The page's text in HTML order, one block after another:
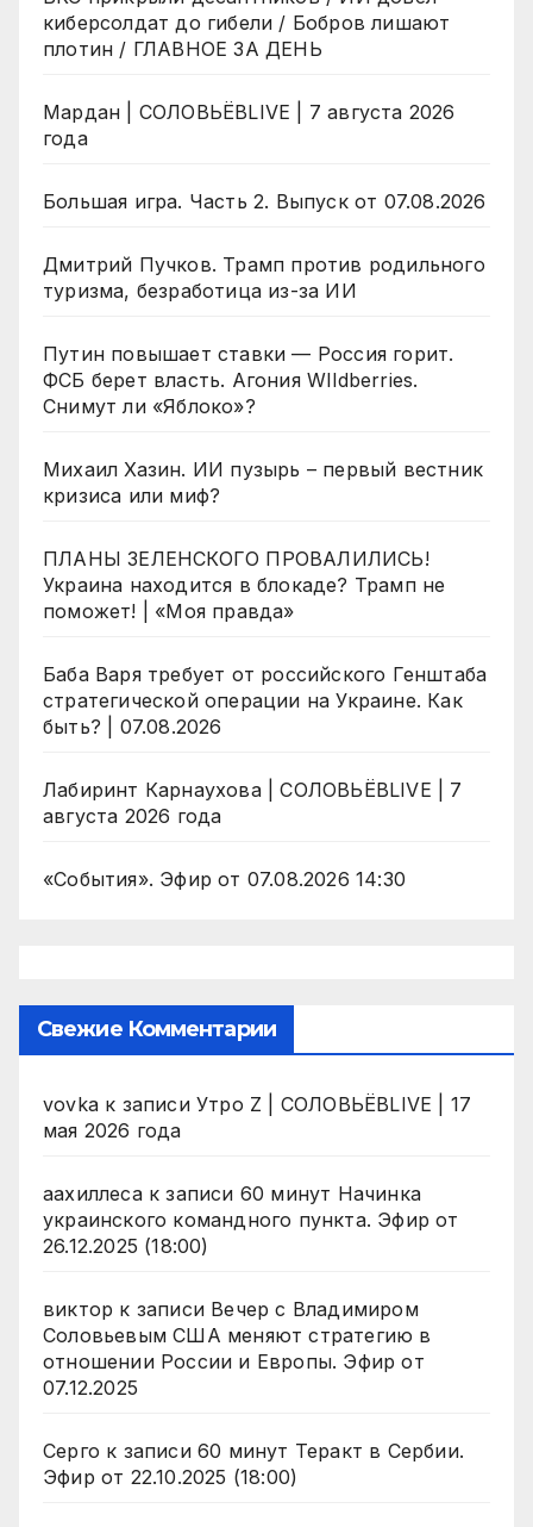
киберсолдат до гибели / Бобров лишают
плотин / ГЛАВНОЕ ЗА ДЕНЬ
Мардан | СОЛОВЬЁВLIVE | 7 августа 2026
года
Большая игра. Часть 2. Выпуск от 07.08.2026
Дмитрий Пучков. Трамп против родильного
туризма, безработица из-за ИИ
Путин повышает ставки — Россия горит.
ФСБ берет власть. Агония WIldberries.
Снимут ли «Яблоко»?
Михаил Хазин. ИИ пузырь – первый вестник
кризиса или миф?
ПЛАНЫ ЗЕЛЕНСКОГО ПРОВАЛИЛИСЬ!
Украина находится в блокаде? Трамп не
поможет! | «Моя правда»
Баба Варя требует от российского Генштаба
стратегической операции на Украине. Как
быть? | 07.08.2026
Лабиринт Карнаухова | СОЛОВЬЁВLIVE | 7
августа 2026 года
«События». Эфир от 07.08.2026 14:30
Свежие Комментарии
vovka к записи Утро Z | СОЛОВЬЁВLIVE | 17
мая 2026 года
аахиллесак записи 60 минут Начинка
украинского командного пункта. Эфир от
26.12.2025 (18:00)
виктор к записи Вечер с Владимиром
Соловьевым США меняют стратегию в
отношении России и Европы. Эфир от
07.12.2025
Серго к записи 60 минут Теракт в Сербии.
Эфир от 22.10.2025 (18:00)